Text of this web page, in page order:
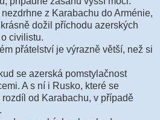
z Karabachu do Arménie,
dožil příchodu azerských
civilistu.
přátelství je výrazně větší, než si
se azerská pomstylačnost
A s ní i Rusko, které se
od Karabachu, v případě